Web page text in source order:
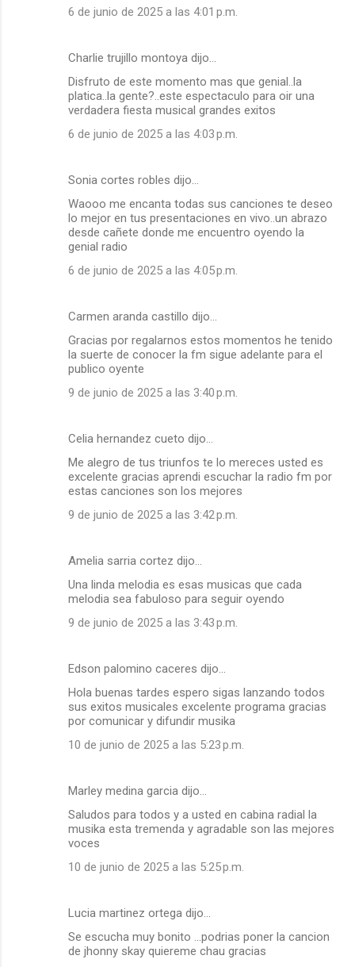
6 de junio de 2025 a las 4:01 p.m.
Charlie trujillo montoya dijo…
Disfruto de este momento mas que genial..la
platica..la gente?..este espectaculo para oir una
verdadera fiesta musical grandes exitos
6 de junio de 2025 a las 4:03 p.m.
Sonia cortes robles dijo…
Waooo me encanta todas sus canciones te deseo
lo mejor en tus presentaciones en vivo..un abrazo
desde cañete donde me encuentro oyendo la
genial radio
6 de junio de 2025 a las 4:05 p.m.
Carmen aranda castillo dijo…
Gracias por regalarnos estos momentos he tenido
la suerte de conocer la fm sigue adelante para el
publico oyente
9 de junio de 2025 a las 3:40 p.m.
Celia hernandez cueto dijo…
Me alegro de tus triunfos te lo mereces usted es
excelente gracias aprendi escuchar la radio fm por
estas canciones son los mejores
9 de junio de 2025 a las 3:42 p.m.
Amelia sarria cortez dijo…
Una linda melodia es esas musicas que cada
melodia sea fabuloso para seguir oyendo
9 de junio de 2025 a las 3:43 p.m.
Edson palomino caceres dijo…
Hola buenas tardes espero sigas lanzando todos
sus exitos musicales excelente programa gracias
por comunicar y difundir musika
10 de junio de 2025 a las 5:23 p.m.
Marley medina garcia dijo…
Saludos para todos y a usted en cabina radial la
musika esta tremenda y agradable son las mejores
voces
10 de junio de 2025 a las 5:25 p.m.
Lucia martinez ortega dijo…
Se escucha muy bonito ...podrias poner la cancion
de jhonny skay quiereme chau gracias